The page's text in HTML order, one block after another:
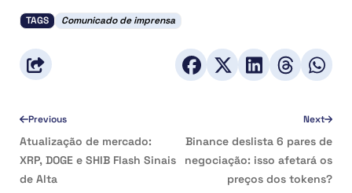
TAGS Comunicado de imprensa
Previous
Atualização de mercado:
XRP, DOGE e SHIB Flash Sinais
de Alta
Next
Binance deslista 6 pares de
negociação: isso afetará os
preços dos tokens?